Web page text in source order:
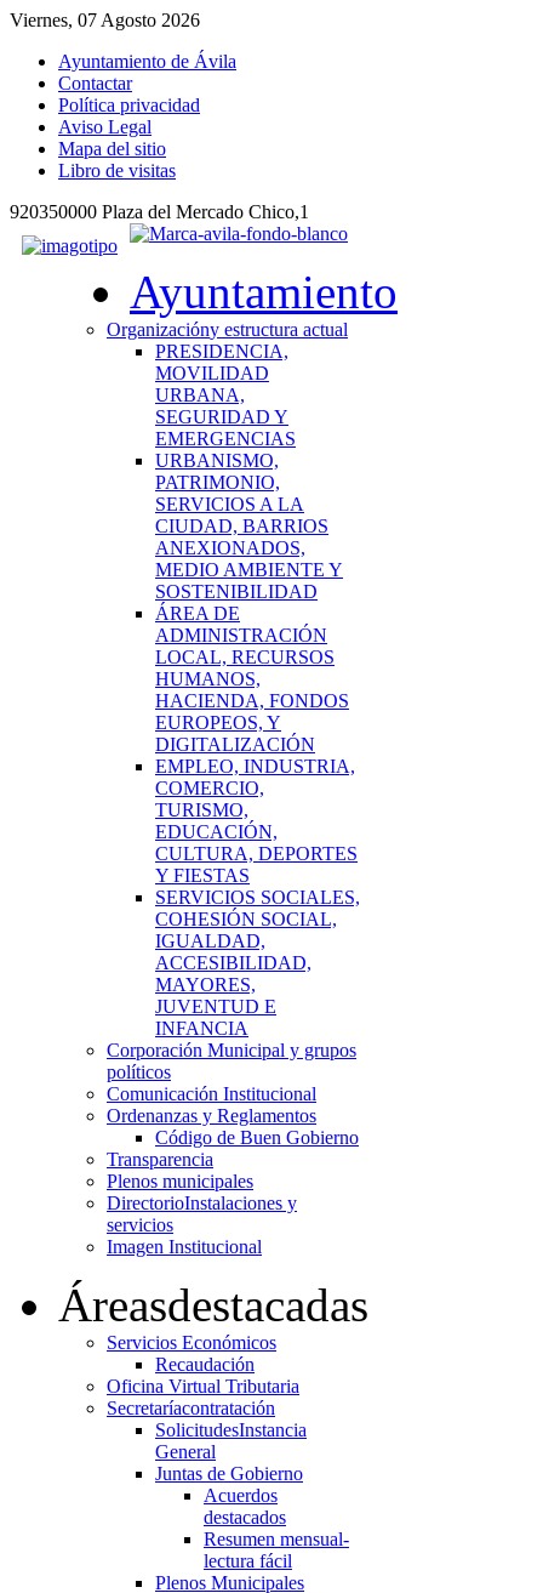
Viernes, 07 Agosto 2026
Ayuntamiento de Ávila
Contactar
Política privacidad
Aviso Legal
Mapa del sitio
Libro de visitas
920350000 Plaza del Mercado Chico,1
Ayuntamiento
Organizacióny estructura actual
PRESIDENCIA,
MOVILIDAD
URBANA,
SEGURIDAD Y
EMERGENCIAS
URBANISMO,
PATRIMONIO,
SERVICIOS A LA
CIUDAD, BARRIOS
ANEXIONADOS,
MEDIO AMBIENTE Y
SOSTENIBILIDAD
ÁREA DE
ADMINISTRACIÓN
LOCAL, RECURSOS
HUMANOS,
HACIENDA, FONDOS
EUROPEOS, Y
DIGITALIZACIÓN
EMPLEO, INDUSTRIA,
COMERCIO,
TURISMO,
EDUCACIÓN,
CULTURA, DEPORTES
Y FIESTAS
SERVICIOS SOCIALES,
COHESIÓN SOCIAL,
IGUALDAD,
ACCESIBILIDAD,
MAYORES,
JUVENTUD E
INFANCIA
Corporación Municipal y grupos
políticos
Comunicación Institucional
Ordenanzas y Reglamentos
Código de Buen Gobierno
Transparencia
Plenos municipales
DirectorioInstalaciones y
servicios
Imagen Institucional
Áreasdestacadas
Servicios Económicos
Recaudación
Oficina Virtual Tributaria
Secretaríacontratación
SolicitudesInstancia
General
Juntas de Gobierno
Acuerdos
destacados
Resumen mensual-
lectura fácil
Plenos Municipales